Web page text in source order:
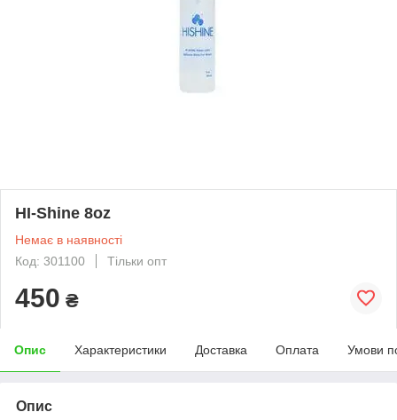
HI-Shine 8oz
Немає в наявності
Код: 301100
Тільки опт
450 ₴
Опис Характеристики Доставка Оплата Умови
Опис